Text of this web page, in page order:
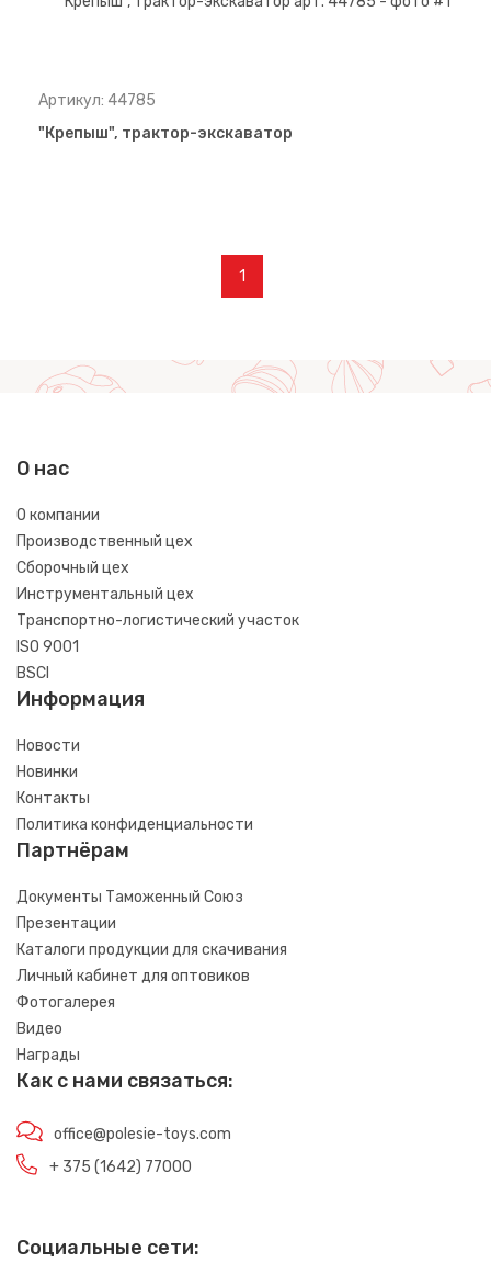
Артикул: 44785
"Крепыш", трактор-экскаватор
1
О нас
О компании
Производственный цех
Сборочный цех
Инструментальный цех
Транспортно-логистический участок
ISO 9001
BSCI
Информация
Новости
Новинки
Контакты
Политика конфиденциальности
Партнёрам
Документы Таможенный Союз
Презентации
Каталоги продукции для скачивания
Личный кабинет для оптовиков
Фотогалерея
Видео
Награды
Как с нами связаться:
office@polesie-toys.com
+ 375 (1642) 77000
Социальные сети: